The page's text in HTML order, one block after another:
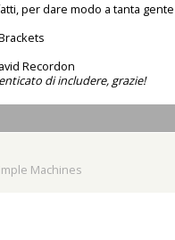
per dare modo a tanta
Recordon
di includere, grazie!
Machines